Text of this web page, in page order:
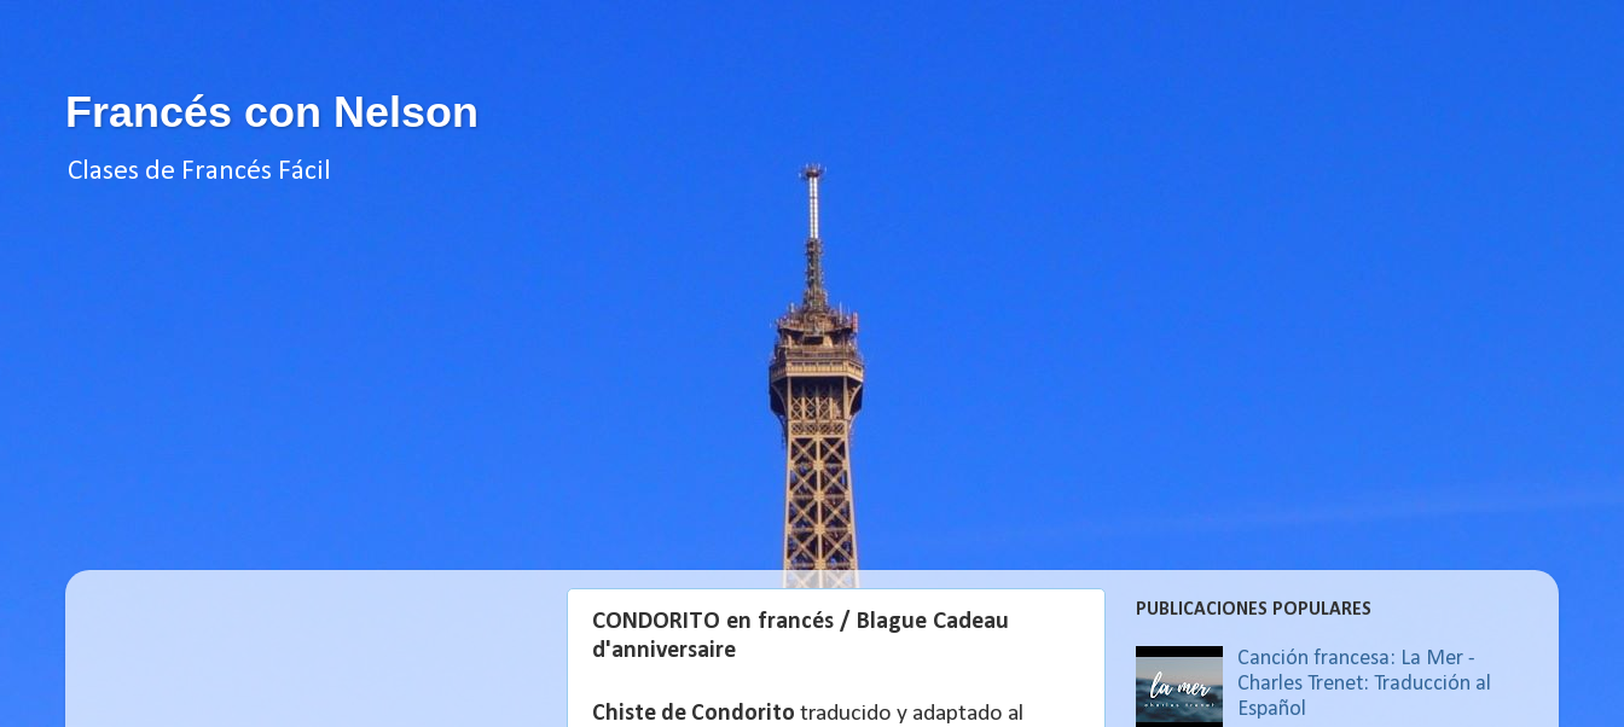
Francés con Nelson
Clases de Francés Fácil
CONDORITO en francés / Blague Cadeau
d'anniversaire
Chiste de Condorito traducido y adaptado al
PUBLICACIONES POPULARES
Canción francesa: La Mer -
Charles Trenet: Traducción al
Español